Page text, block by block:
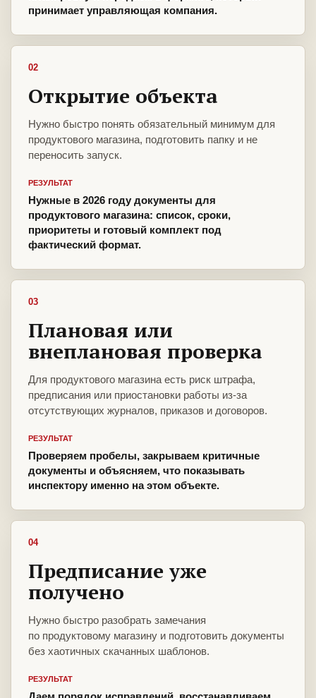
принимает управляющая компания.
02
Открытие объекта
Нужно быстро понять обязательный минимум для
продуктового магазина, подготовить папку и не
переносить запуск.
РЕЗУЛЬТАТ
Нужные в 2026 году документы для
продуктового магазина: список, сроки,
приоритеты и готовый комплект под
фактический формат.
03
Плановая или
внеплановая проверка
Для продуктового магазина есть риск штрафа,
предписания или приостановки работы из-за
отсутствующих журналов, приказов и договоров.
РЕЗУЛЬТАТ
Проверяем пробелы, закрываем критичные
документы и объясняем, что показывать
инспектору именно на этом объекте.
04
Предписание уже
получено
Нужно быстро разобрать замечания
по продуктовому магазину и подготовить документы
без хаотичных скачанных шаблонов.
РЕЗУЛЬТАТ